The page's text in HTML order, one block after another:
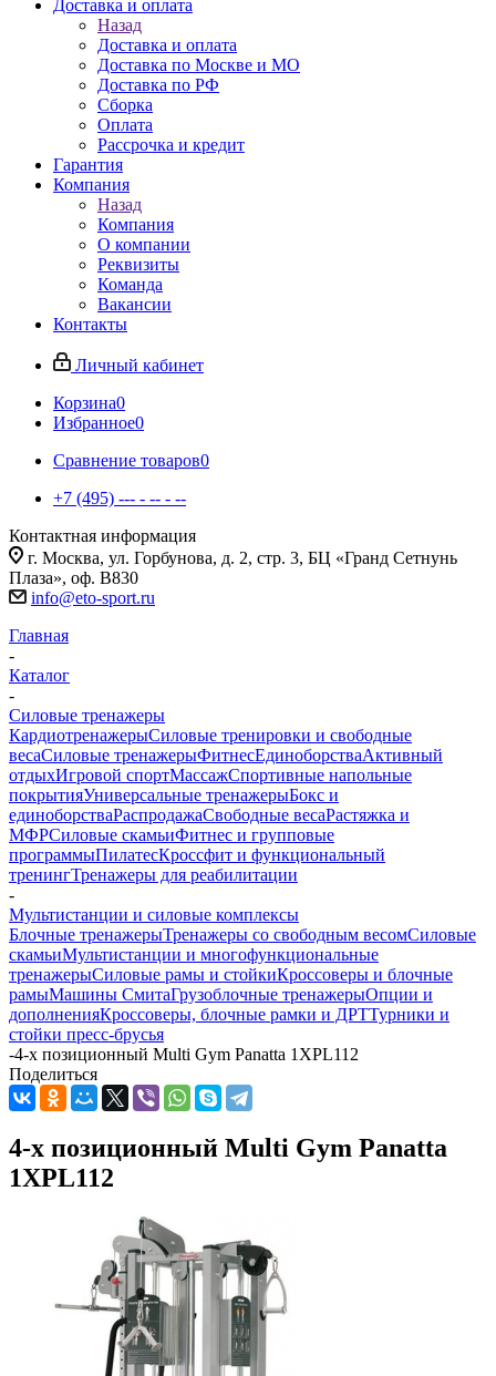
Доставка и оплата
Назад
Доставка и оплата
Доставка по Москве и МО
Доставка по РФ
Сборка
Оплата
Рассрочка и кредит
Гарантия
Компания
Назад
Компания
О компании
Реквизиты
Команда
Вакансии
Контакты
Личный кабинет
Корзина0
Избранное0
Сравнение товаров0
+7 (495) --- - -- - --
Контактная информация
г. Москва, ул. Горбунова, д. 2, стр. 3, БЦ «Гранд Сетнунь
Плаза», оф. В830
info@eto-sport.ru
Главная
-
Каталог
-
Силовые тренажеры
КардиотренажерыСиловые тренировки и свободные
весаСиловые тренажерыФитнесЕдиноборстваАктивный
отдыхИгровой спортМассажСпортивные напольные
покрытияУниверсальные тренажерыБокс и
единоборстваРаспродажаСвободные весаРастяжка и
МФРСиловые скамьиФитнес и групповые
программыПилатесКроссфит и функциональный
тренингТренажеры для реабилитации
-
Мультистанции и силовые комплексы
Блочные тренажерыТренажеры со свободным весомСиловые
скамьиМультистанции и многофункциональные
тренажерыСиловые рамы и стойкиКроссоверы и блочные
рамыМашины СмитаГрузоблочные тренажерыОпции и
дополненияКроссоверы, блочные рамки и ДРТТурники и
стойки пресс-брусья
-4-х позиционный Multi Gym Panatta 1XPL112
Поделиться
4-х позиционный Multi Gym Panatta
1XPL112